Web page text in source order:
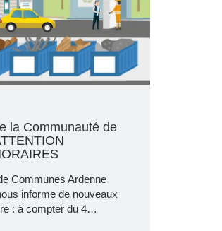
la Communauté de
Communes Ardenne
informe de nouveaux
: à compter du 4…